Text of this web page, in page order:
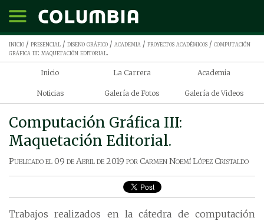
inicio / presencial / diseño gráfico / academia / proyectos académicos / computación
gráfica iii: maquetación editorial.
Inicio La Carrera Academia
Noticias Galería de Fotos Galería de Videos
Computación Gráfica III:
Maquetación Editorial.
Publicado el09 de Abril de 2019 porCarmen Noemí López Cristaldo
Trabajos realizados en la cátedra de computación